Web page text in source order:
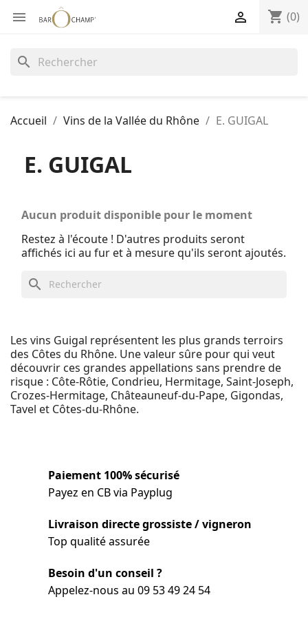
 shopping_cart (0)

search
Accueil Vins de la Vallée du Rhône E. GUIGAL
E. GUIGAL
Aucun produit disponible pour le moment
Restez à l'écoute ! D'autres produits seront
affichés ici au fur et à mesure qu'ils seront ajoutés.
search
Les vins Guigal représentent les plus grands terroirs
des Côtes du Rhône. Une valeur sûre pour qui veut
découvrir ces grandes appellations sans prendre de
risque : Côte-Rôtie, Condrieu, Hermitage, Saint-Joseph,
Crozes-Hermitage, Châteauneuf-du-Pape, Gigondas,
Tavel et Côtes-du-Rhône.
Paiement 100% sécurisé
Payez en CB via Payplug
Livraison directe grossiste / vigneron
Top qualité assurée
Besoin d'un conseil ?
Appelez-nous au 09 53 49 24 54